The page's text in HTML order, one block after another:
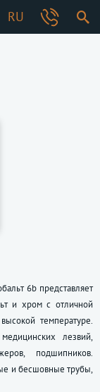
RU
6b представляет
и хром с отличной
температуре.
лезвий,
подшипников.
и бесшовные трубы,